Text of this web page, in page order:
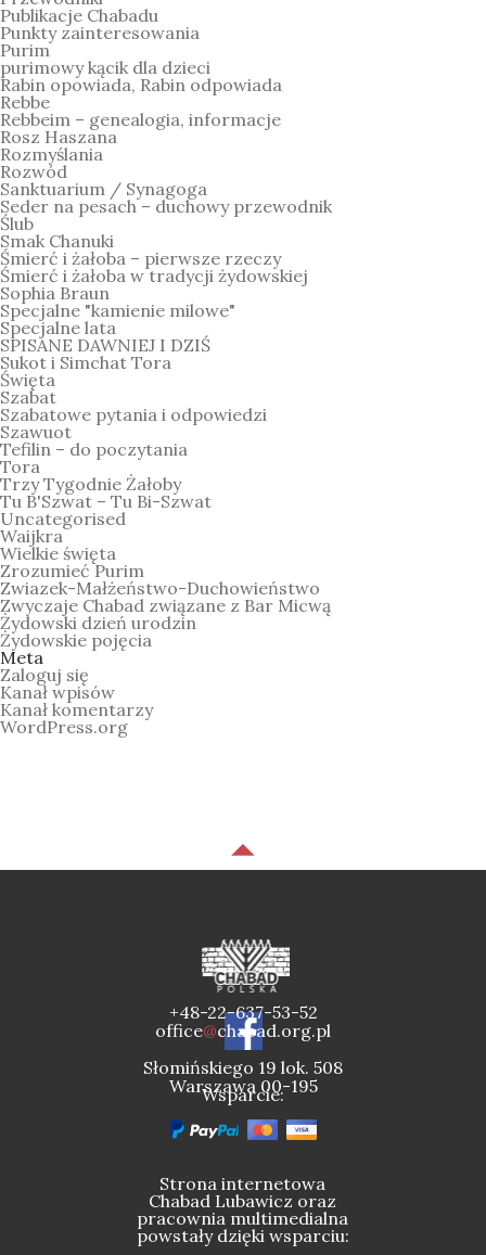
Publikacje Chabadu
Punkty zainteresowania
Purim
purimowy kącik dla dzieci
Rabin opowiada, Rabin odpowiada
Rebbe
Rebbeim – genealogia, informacje
Rosz Haszana
Rozmyślania
Rozwód
Sanktuarium / Synagoga
Seder na pesach – duchowy przewodnik
Ślub
Smak Chanuki
Śmierć i żałoba – pierwsze rzeczy
Śmierć i żałoba w tradycji żydowskiej
Sophia Braun
Specjalne "kamienie milowe"
Specjalne lata
SPISANE DAWNIEJ I DZIŚ
Sukot i Simchat Tora
Święta
Szabat
Szabatowe pytania i odpowiedzi
Szawuot
Tefilin – do poczytania
Tora
Trzy Tygodnie Żałoby
Tu B'Szwat – Tu Bi-Szwat
Uncategorised
Waijkra
Wielkie święta
Zrozumieć Purim
Zwiazek-Małżeństwo-Duchowieństwo
Zwyczaje Chabad związane z Bar Micwą
Żydowski dzień urodzin
Żydowskie pojęcia
Meta
Zaloguj się
Kanał wpisów
Kanał komentarzy
WordPress.org
Wsparcie:
Strona internetowa
Chabad Lubawicz oraz
pracownia multimedialna
powstały dzięki wsparciu:
+48-22-637-53-52
office@chabad.org.pl
Słomińskiego 19 lok. 508
Warszawa 00-195